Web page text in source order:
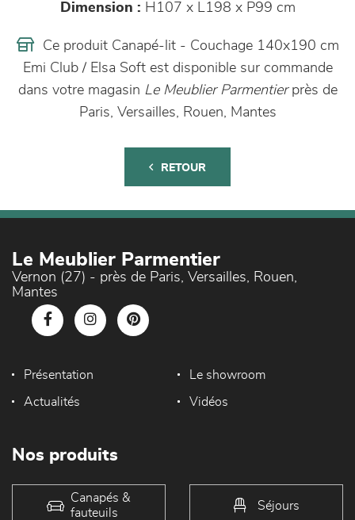
Dimension : H107 x L198 x P99 cm
Ce produit Canapé-lit - Couchage 140x190 cm
Emi Club / Elsa Soft est disponible sur commande
dans votre magasin Le Meublier Parmentierprès de
Paris, Versailles, Rouen, Mantes
RETOUR
Le Meublier Parmentier
Vernon (27) - près de Paris, Versailles, Rouen,
Mantes
Présentation Le showroom
Actualités Vidéos
Nos produits
Canapés &
fauteuils
Séjours